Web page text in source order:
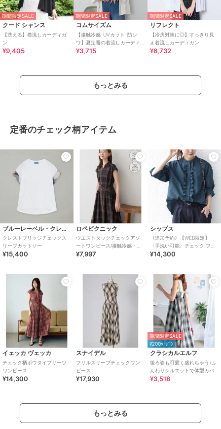
期間限定SALE
クード シャンス
【洗える】着流しカーディガ
ン
¥9,405
期間限定SALE
コムサイズム
【接触冷感･UVカット･防シ
ワ】夏定番の着流しカーディ
ガン
¥3,715
期間限定SALE
リフレクト
【冷房対策に◎】すっきり見
え着流しカーディガン
¥6,732
もっとみる
定番のチェック柄アイテム
ブルーレーベル・クレストブリッジ
クレストブリッジチェックス
リーブカットソー
¥15,400
ロペピクニック
ウエストタックチェックアソ
ートワンピース/接触冷感・防
シワ・リンクコーデ
¥7,997
シップス
《追加予約》【WEB限定】
〈手洗い可能〉チェック フリ
ル ロングスリーブ シャツ（グ
¥14,300
イェッカ ヴェッカ
チェック柄ボウタイプリーツ
ワンピース
¥14,300
スナイデル
フリルスリーブチェックワン
ピース
¥17,930
期間限定SALE
¥200ｸｰﾎﾟﾝ
クラシカルエルフ
後ろ姿も可愛く盛れちゃう♪ふ
んわりシルエットで体型カバ
ー。大人カジュアル チェック
¥3,518
もっとみる